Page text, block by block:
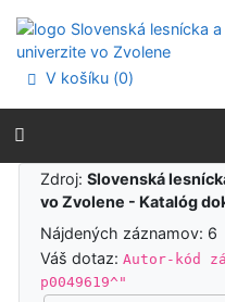
Prejsť na menu
Prehlásenie o webovej
V košíku (0)
Výsledky
Zdroj:Slovenská
vo Zvolene - Katalóg
Nájdených záznamov: 6
Váš dotaz:Autor-kód
p0049619^"